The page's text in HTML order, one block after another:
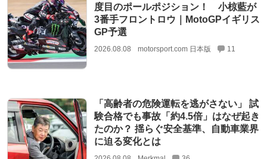
度目のポールポジション！ 小椋藍が
3番手フロントロウ｜MotoGPイギリス
GP予選
2026.08.08 motorsport.com 日本版 11
「高齢者の危険運転を逃がさない」 試
験合格でも事故「約4.5倍」はなぜ起き
たのか？ 揺らぐ安全基準、自動車業界
に迫る変化とは